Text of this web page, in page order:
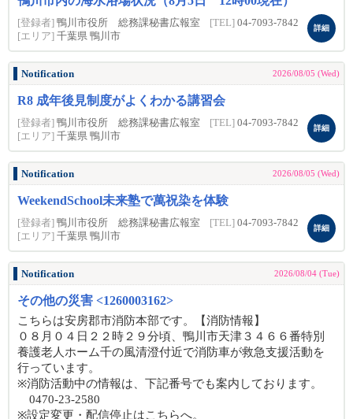
[登録者] 鴨川市役所 総務課秘書広報室 [TEL] 04-7093-7842
[エリア] 千葉県 鴨川市
詳細
Notification 2026/08/05 (Wed)
R8 成年後見制度がよくわかる講習会
[登録者] 鴨川市役所 総務課秘書広報室 [TEL] 04-7093-7842
[エリア] 千葉県 鴨川市
詳細
Notification 2026/08/05 (Wed)
WeekendSchool未来塾で萬祝染を体験
[登録者] 鴨川市役所 総務課秘書広報室 [TEL] 04-7093-7842
[エリア] 千葉県 鴨川市
詳細
Notification 2026/08/04 (Tue)
その他の災害 <1260003162>
こちらは安房郡市消防本部です。【消防情報】
０８月０４日２２時２９分頃、鴨川市天津３４６６番特別
養護老人ホーム千の風清澄付近で消防車が救急支援活動を
行っています。
※消防活動中の情報は、下記番号でも案内しております。
0470-23-2580
※設定変更・配信停止はこちらへ。